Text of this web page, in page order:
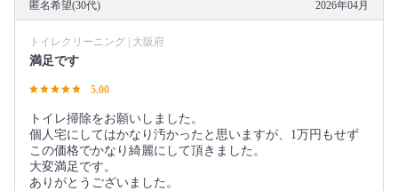
匿名希望(30代) 2026年04月
トイレクリーニング | 大阪府
満足です
5.00
トイレ掃除をお願いしました。
個人宅にしてはかなり汚かったと思いますが、1万円もせず
この価格でかなり綺麗にして頂きました。
大変満足です。
ありがとうございました。